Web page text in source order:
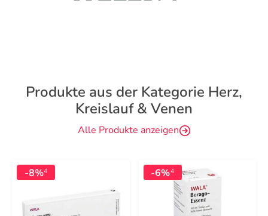
Produkte aus der Kategorie Herz,
Kreislauf & Venen
Alle Produkte anzeigen
-8%4 -6%4